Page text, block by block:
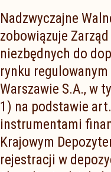
Nadzwyczajne
zobowiązuje
niezbędnych do
rynku
Warszawie S.A., w
1) na podstawie
instrumentami
Krajowym
rejestracji w